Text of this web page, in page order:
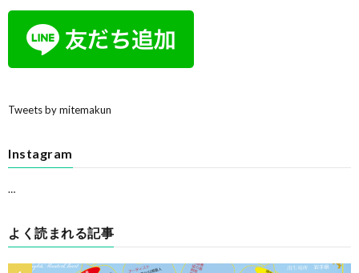
Tweets by mitemakun
Instagram
…
よく読まれる記事